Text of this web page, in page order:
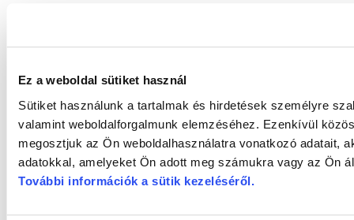
Ez a weboldal sütiket használ
Sütiket használunk a tartalmak és hirdetések személyre
valamint weboldalforgalmunk elemzéséhez. Ezenkívül
megosztjuk az Ön weboldalhasználatra vonatkozó adatait,
adatokkal, amelyeket Ön adott meg számukra vagy az Ön
További információk a sütik kezeléséről.
- 4. rész:Régi győri farsangi bálok
- 5. rész:Makrisz Agamemnon: Vízicsikó
- 6. rész:A Dunakapu tér
- 7. rész:
Az Apolló mozi
- 8. rész:A Győri Gyufagyár